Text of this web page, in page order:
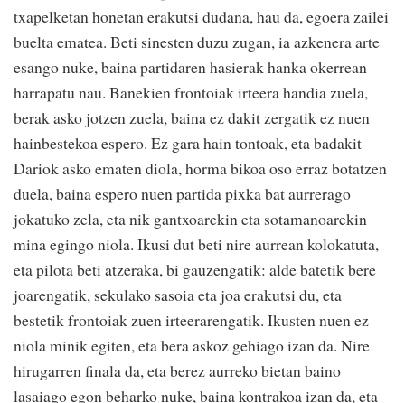
txapelketan honetan erakutsi dudana, hau da, egoera zailei
buelta ematea. Beti sinesten duzu zugan, ia azkenera arte
esango nuke, baina partidaren hasierak hanka okerrean
harrapatu nau. Banekien frontoiak irteera handia zuela,
berak asko jotzen zuela, baina ez dakit zergatik ez nuen
hainbestekoa espero. Ez gara hain tontoak, eta badakit
Dariok asko ematen diola, horma bikoa oso erraz botatzen
duela, baina espero nuen partida pixka bat aurrerago
jokatuko zela, eta nik gantxoarekin eta sotamanoarekin
mina egingo niola. Ikusi dut beti nire aurrean kolokatuta,
eta pilota beti atzeraka, bi gauzengatik: alde batetik bere
joarengatik, sekulako sasoia eta joa erakutsi du, eta
bestetik frontoiak zuen irteerarengatik. Ikusten nuen ez
niola minik egiten, eta bera askoz gehiago izan da. Nire
hirugarren finala da, eta berez aurreko bietan baino
lasaiago egon beharko nuke, baina kontrakoa izan da, eta